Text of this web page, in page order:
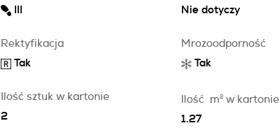
Nie dotyczy
Rektyfikacja
Tak
Mrozoodporność
Tak
Ilość sztuk w kartonie
2
Ilość m2 w kartonie
1.27